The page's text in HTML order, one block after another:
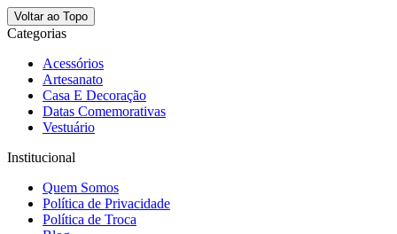
Voltar ao Topo
Categorias
Acessórios
Artesanato
Casa E Decoração
Datas Comemorativas
Vestuário
Institucional
Quem Somos
Política de Privacidade
Política de Troca